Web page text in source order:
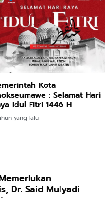
Kota
: Selamat Hari
Idul Fitri 1446 H
yang lalu
Dr. Said Mulyadi